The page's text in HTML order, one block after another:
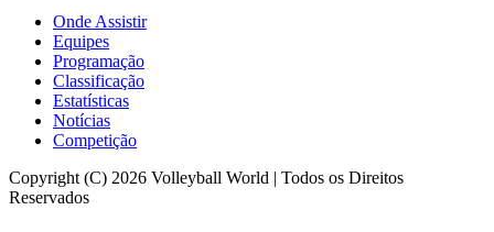
Onde Assistir
Equipes
Programação
Classificação
Estatísticas
Notícias
Competição
Copyright (C) 2026 Volleyball World | Todos os Direitos
Reservados